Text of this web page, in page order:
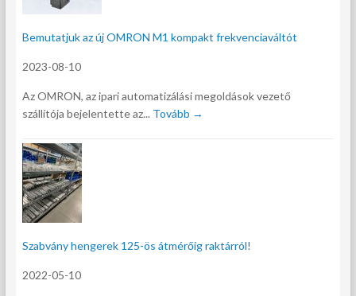
Bemutatjuk az új OMRON M1 kompakt frekvenciaváltót
2023-08-10
Az OMRON, az ipari automatizálási megoldások vezető
szállítója bejelentette az... Tovább →
Szabvány hengerek 125-ös átmérőig raktárról!
2022-05-10